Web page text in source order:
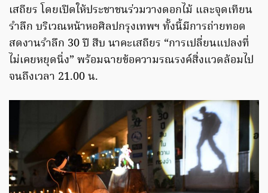
เสถียร โดยเปิดให้ประชาชนร่วมวางดอกไม้ และจุดเทียน
รำลึก บริเวณหน้าหอศิลปกรุงเทพฯ ทั้งนี้มีการถ่ายทอด
สดงานรำลึก 30 ปี สืบ นาคะเสถียร “การเปลี่ยนแปลงที่
ไม่เคยหยุดนิ่ง” พร้อมฉายข้อความรณรงค์สิ่งแวดล้อมไป
จนถึงเวลา 21.00 น.